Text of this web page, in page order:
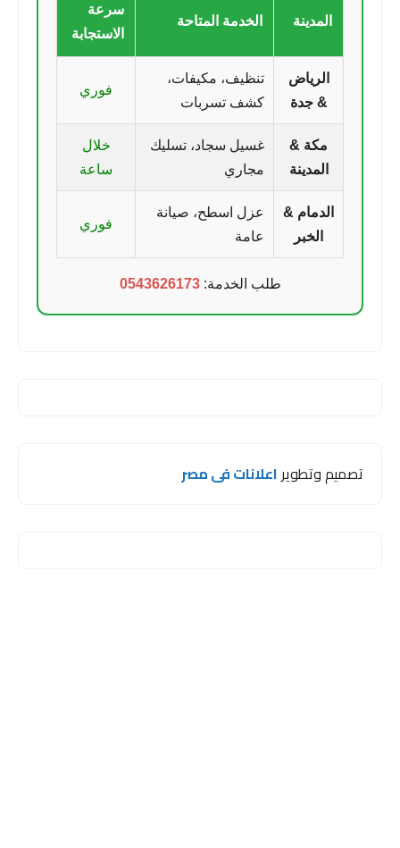
المدينة الخدمة المتاحة
سرعة
الاستجابة
الرياض
& جدة
تنظيف، مكيفات،
كشف تسربات
فوري
مكة &
المدينة
غسيل سجاد، تسليك
مجاري
خلال
ساعة
الدمام &
الخبر
عزل اسطح، صيانة
عامة
فوري
طلب الخدمة:0543626173
تصميم وتطويراعلانات فى مصر